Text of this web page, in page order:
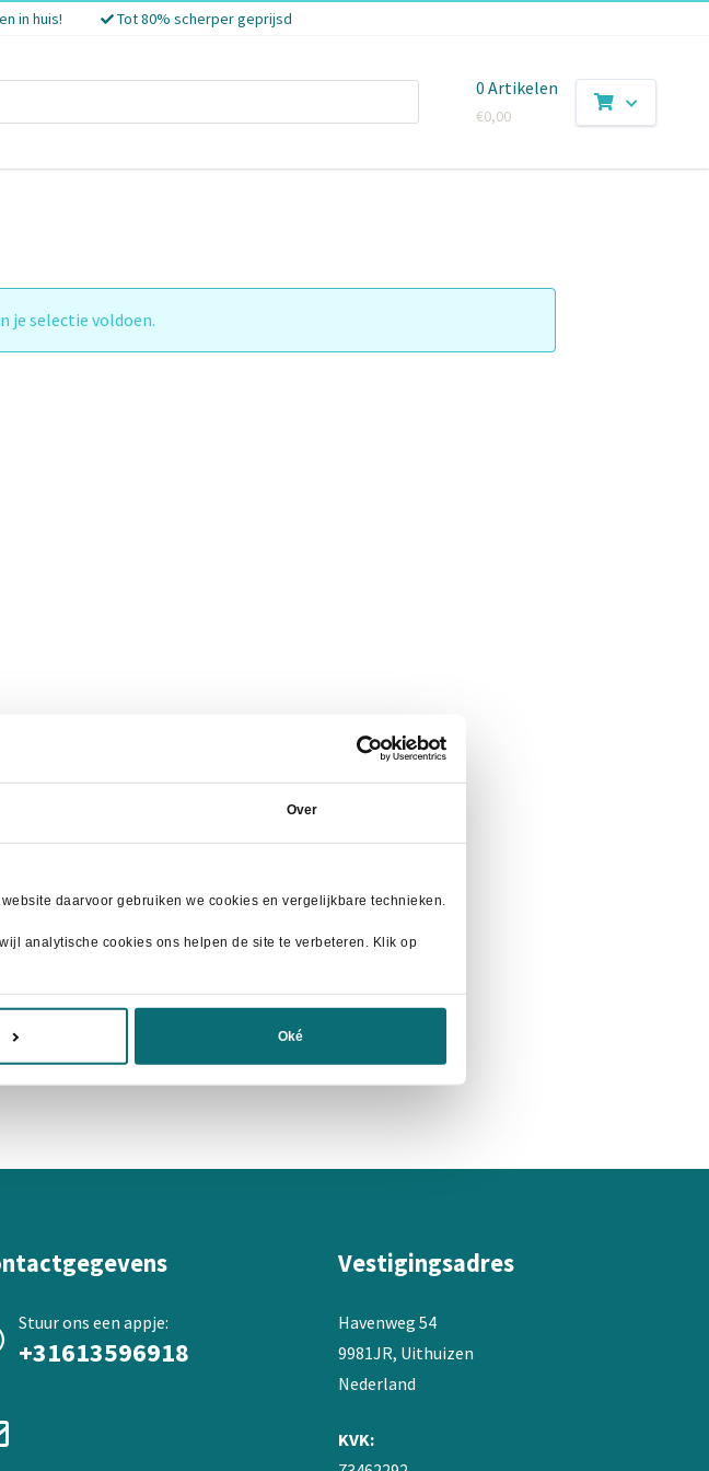
Over
daarvoor gebruiken we cookies en vergelijkbare technieken.
analytische cookies ons helpen de site te verbeteren. Klik op
Oké
in huis! Tot 80% scherper geprijsd
0 Artikelen
€0,00
je selectie voldoen.
Stuur ons een appje:
+31613596918
Vestigingsadres
Havenweg 54
9981JR, Uithuizen
Nederland
KVK: